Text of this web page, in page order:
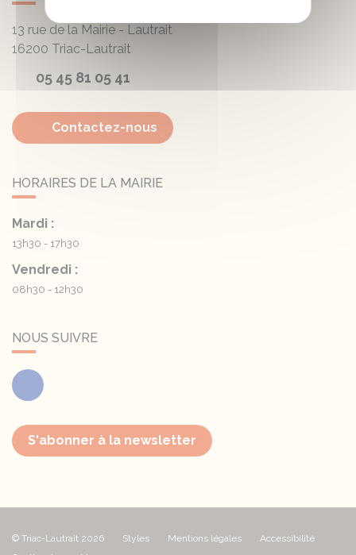
13 rue de la Mairie - Lautrait
16200 Triac-Lautrait
05 45 81 05 41
Contactez-nous
HORAIRES DE LA MAIRIE
Mardi :
13h30 - 17h30
Vendredi :
08h30 - 12h30
NOUS SUIVRE
Facebook
S'abonner à la newsletter
© Triac-Lautrait 2026 Styles Mentions légales
Accessibilité